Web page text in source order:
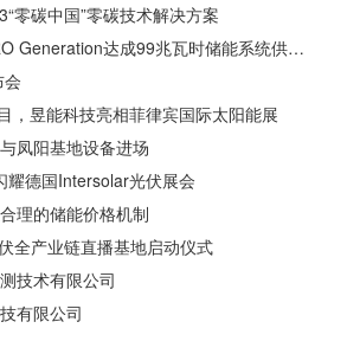
零碳中国”零碳技术解决方案
阿特斯储能与英国CERO Generation达成99兆瓦时储能系统供应协议
，昱能科技亮相菲律宾国际太阳能展
凤阳基地设备进场
德国Intersolar光伏展会
理的储能价格机制
全产业链直播基地启动仪式
技术有限公司
有限公司